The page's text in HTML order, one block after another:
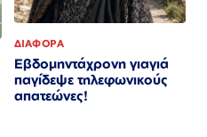
ΔΙΑΦΟΡΑ
Εβδομηντάχρονη γιαγιά
παγίδεψε τηλεφωνικούς
απατεώνες!